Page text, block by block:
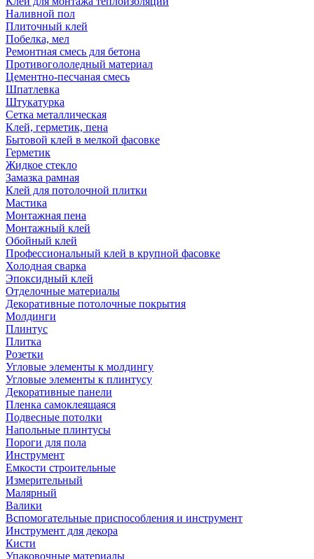
Наливной пол
Плиточный клей
Побелка, мел
Ремонтная смесь для бетона
Противогололедный материал
Цементно-песчаная смесь
Шпатлевка
Штукатурка
Сетка металлическая
Клей, герметик, пена
Бытовой клей в мелкой фасовке
Герметик
Жидкое стекло
Замазка рамная
Клей для потолочной плитки
Мастика
Монтажная пена
Монтажный клей
Обойный клей
Профессиональный клей в крупной фасовке
Холодная сварка
Эпоксидный клей
Отделочные материалы
Декоративные потолочные покрытия
Молдинги
Плинтус
Плитка
Розетки
Угловые элементы к молдингу
Угловые элементы к плинтусу
Декоративные панели
Пленка самоклеящаяся
Подвесные потолки
Напольные плинтусы
Пороги для пола
Инструмент
Емкости строительные
Измерительный
Малярный
Валики
Вспомогательные приспособления и инструмент
Инструмент для декора
Кисти
Упаковочные материалы